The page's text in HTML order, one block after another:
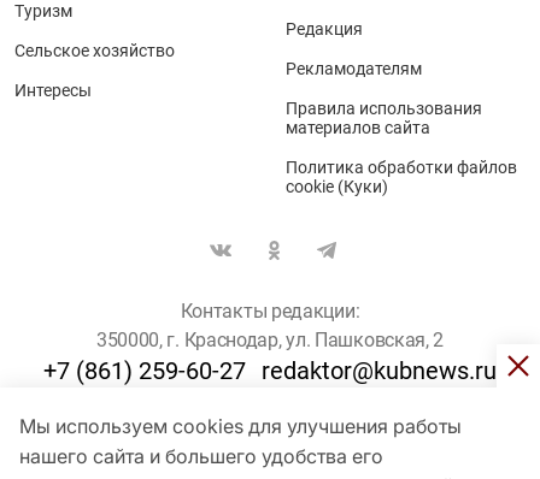
Мы используем cookies для улучшения работы
нашего сайта и большего удобства его
Туризм
Сельское хозяйство
Интересы
Редакция
Рекламодателям
Правила использования
материалов сайта
Политика обработки файлов
cookie (Куки)
Контакты редакции:
350000, г. Краснодар, ул. Пашковская, 2
+7 (861) 259-60-27 redaktor@kubnews.ru
Для пользователей старше 16 лет